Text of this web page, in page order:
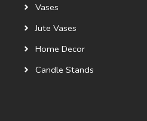
Vases
Jute Vases
Home Decor
Candle Stands